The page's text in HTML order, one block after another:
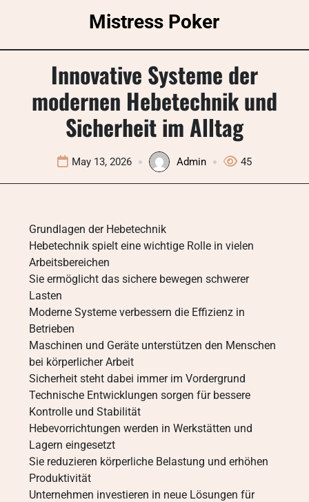
Mistress Poker
Innovative Systeme der
modernen Hebetechnik und
Sicherheit im Alltag
May 13, 2026 Admin 45
Grundlagen der Hebetechnik
Hebetechnik spielt eine wichtige Rolle in vielen
Arbeitsbereichen
Sie ermöglicht das sichere bewegen schwerer
Lasten
Moderne Systeme verbessern die Effizienz in
Betrieben
Maschinen und Geräte unterstützen den Menschen
bei körperlicher Arbeit
Sicherheit steht dabei immer im Vordergrund
Technische Entwicklungen sorgen für bessere
Kontrolle und Stabilität
Hebevorrichtungen werden in Werkstätten und
Lagern eingesetzt
Sie reduzieren körperliche Belastung und erhöhen
Produktivität
Unternehmen investieren in neue Lösungen für